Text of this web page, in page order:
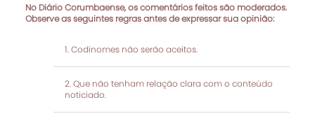
No Diário Corumbaense, os comentários feitos são moderados.
Observe as seguintes regras antes de expressar sua opinião:
Codinomes não serão aceitos.
Que não tenham relação clara com o conteúdo
noticiado.